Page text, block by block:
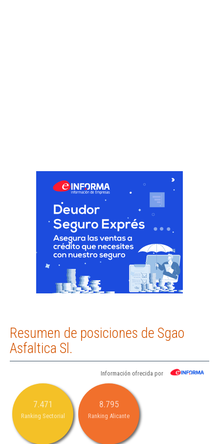
Resumen de posiciones de Sgao
Asfaltica Sl.
Información ofrecida por
7.471
Ranking Sectorial
8.795
Ranking Alicante